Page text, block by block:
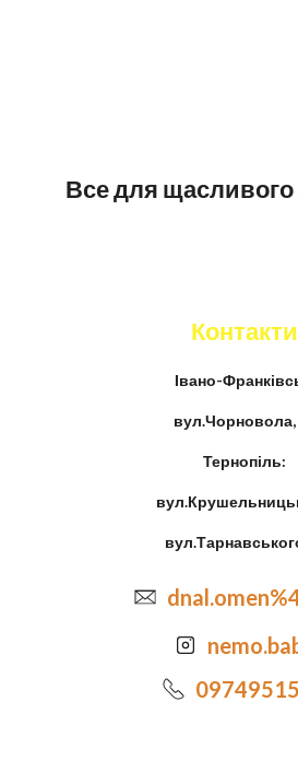
Все для
Контакти
Івано-
вул.Чорновола,
Тернопіль: